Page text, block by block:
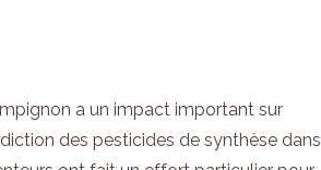
a un impact important sur
des pesticides de synthèse dans